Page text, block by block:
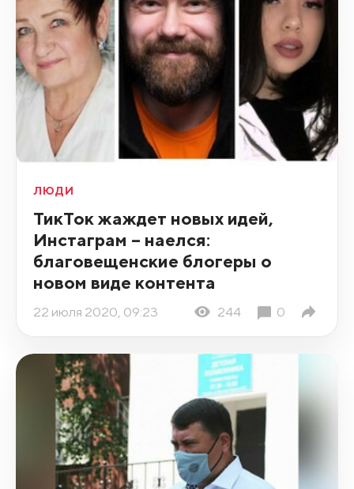
ЛЮДИ
ТикТок жаждет новых идей,
Инстаграм – наелся:
благовещенские блогеры о
новом виде контента
22 июля 2020, 09:23 244 0